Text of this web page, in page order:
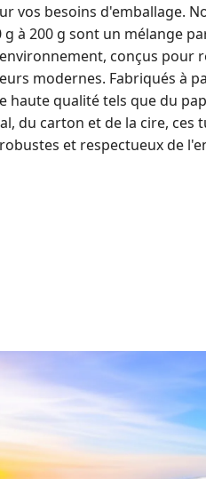
vos besoins d'emballage.
g à 200 g sont un mélange
conçus pour
modernes. Fabriqués à
haute qualité tels que du
du carton et de la cire, ces
et respectueux de